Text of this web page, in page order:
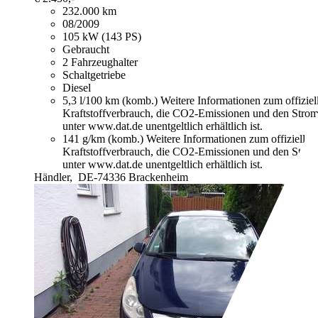
232.000 km
08/2009
105 kW (143 PS)
Gebraucht
2 Fahrzeughalter
Schaltgetriebe
Diesel
5,3 l/100 km (komb.) Weitere Informationen zum
Kraftstoffverbrauch, die CO2-Emissionen und den
unter www.dat.de unentgeltlich erhältlich ist.
141 g/km (komb.) Weitere Informationen zum
Kraftstoffverbrauch, die CO2-Emissionen und den
unter www.dat.de unentgeltlich erhältlich ist.
Händler, DE-74336 Brackenheim